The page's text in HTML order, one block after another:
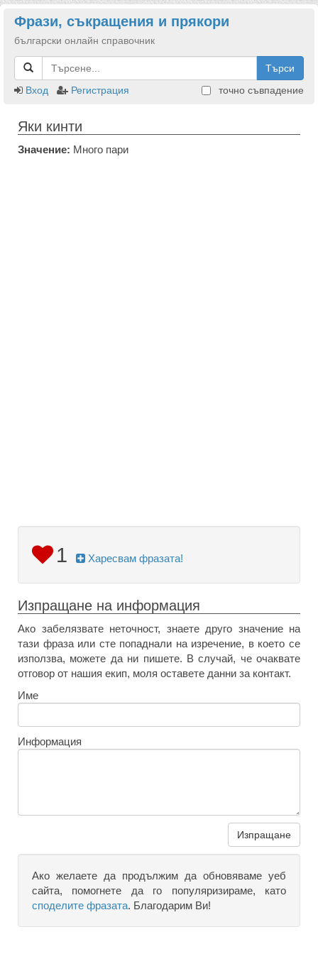
Фрази, съкращения и прякори
български онлайн справочник
Търси
Вход
Регистрация точно съвпадение
Яки кинти
Значение: Много пари
1 Харесвам фразата!
Изпращане на информация
Ако забелязвате неточност, знаете друго значение на
тази фраза или сте попаднали на изречение, в което се
използва, можете да ни пишете. В случай, че очаквате
отговор от нашия екип, моля оставете данни за контакт.
Име
Информация
Изпращане
Ако желаете да продължим да обновяваме уеб
сайта, помогнете да го популяризираме, като
споделите фразата. Благодарим Ви!